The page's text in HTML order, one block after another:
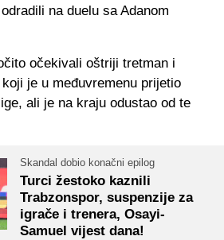
na duelu sa Adanom
očekivali oštriji tretman i
je u međuvremenu prijetio
ali je na kraju odustao od te
Skandal dobio konačni epilog
Turci žestoko kaznili
Trabzonspor, suspenzije za
igrače i trenera, Osayi-
Samuel vijest dana!